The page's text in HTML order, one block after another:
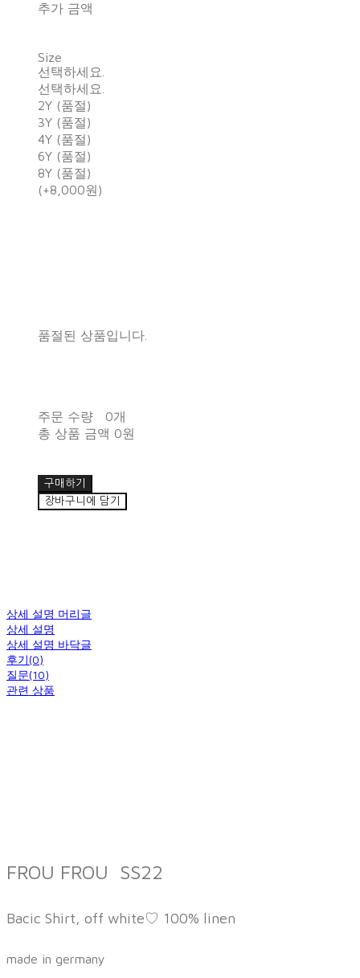
추가 금액
Size
선택하세요.
선택하세요.
2Y (품절)
3Y (품절)
4Y (품절)
6Y (품절)
8Y (품절)
(+8,000원)
품절된 상품입니다.
주문 수량
0개
총 상품 금액 0원
구매하기
장바구니에 담기
상세 설명 머리글
상세 설명
상세 설명 바닥글
후기(0)
질문(10)
관련 상품
FROU FROU SS22
Bacic Shirt, off white♡ 100% linen
made in germany